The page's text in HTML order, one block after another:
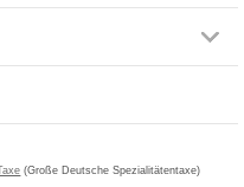
(Große Deutsche Spezialitätentaxe)